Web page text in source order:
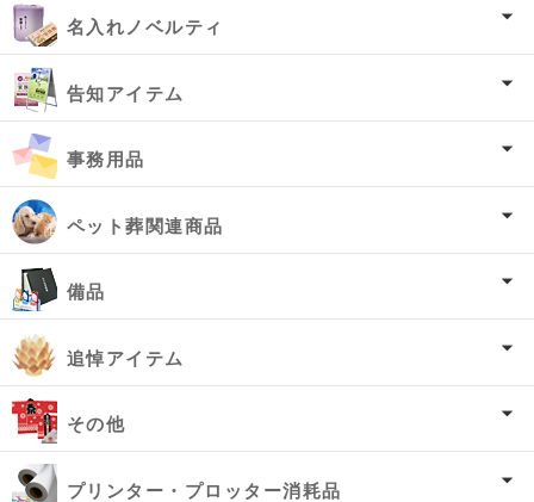
名入れノベルティ
告知アイテム
事務用品
ペット葬関連商品
備品
追悼アイテム
その他
プリンター・プロッター消耗品